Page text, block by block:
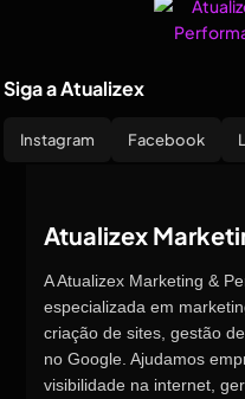
Siga a Atualizex
Instagram Facebook
Atualizex
A Atualizex Marketing &
especializada em
criação de sites, gestão
no Google. Ajudamos
visibilidade na internet,